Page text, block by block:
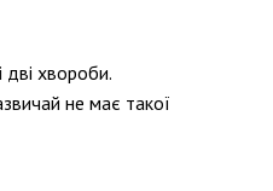
дві хвороби.
не має такої